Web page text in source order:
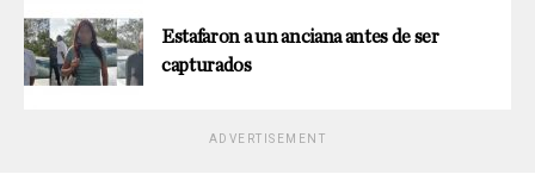
Estafaron a un anciana antes de ser
capturados
ADVERTISEMENT